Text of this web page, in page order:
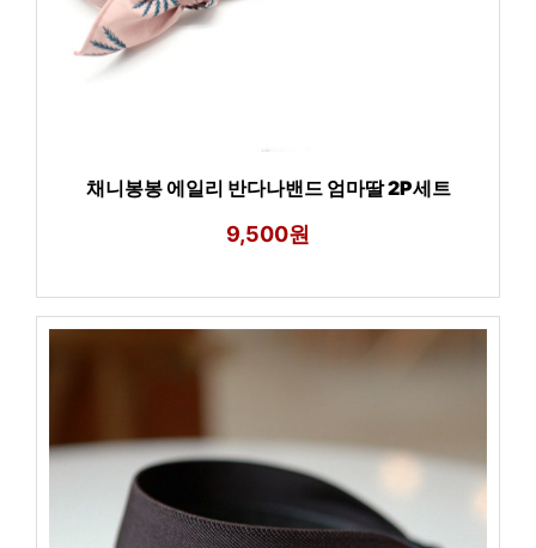
채니봉봉 에일리 반다나밴드 엄마딸 2P세트
9,500원